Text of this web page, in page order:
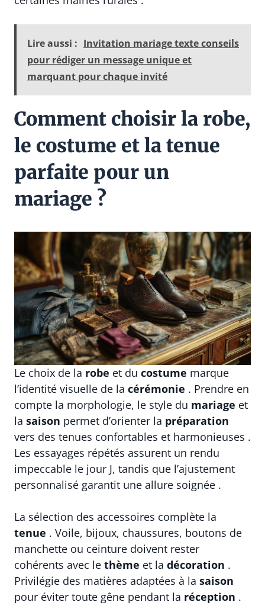
Lire aussi : Invitation mariage texte conseils
pour rédiger un message unique et
marquant pour chaque invité
Comment choisir la robe,
le costume et la tenue
parfaite pour un
mariage ?
Le choix de la robe et du costume marque
l’identité visuelle de la cérémonie . Prendre en
compte la morphologie, le style du mariage et
la saison permet d’orienter la préparation
vers des tenues confortables et harmonieuses .
Les essayages répétés assurent un rendu
impeccable le jour J, tandis que l’ajustement
personnalisé garantit une allure soignée .
La sélection des accessoires complète la
tenue . Voile, bijoux, chaussures, boutons de
manchette ou ceinture doivent rester
cohérents avec le thème et la décoration .
Privilégie des matières adaptées à la saison
pour éviter toute gêne pendant la réception .